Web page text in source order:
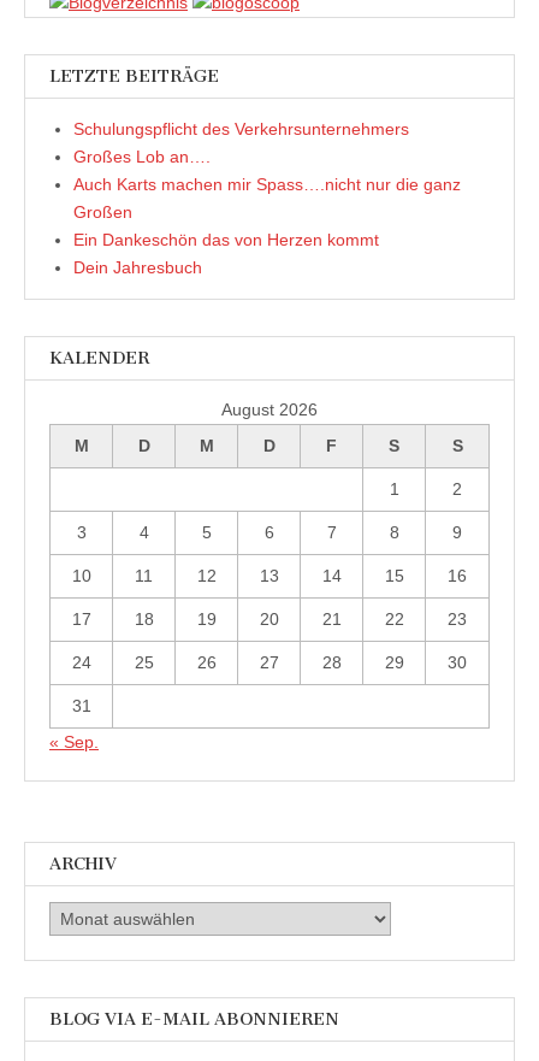
)
LETZTE BEITRÄGE
Schulungspflicht des Verkehrsunternehmers
Großes Lob an….
Auch Karts machen mir Spass….nicht nur die ganz
Großen
Ein Dankeschön das von Herzen kommt
Dein Jahresbuch
KALENDER
August 2026
M
D M D F S S
1 2
3 4 5 6 7 8 9
10 11 12 13 14 15 16
17 18 19 20 21 22 23
24 25 26 27 28 29 30
31
« Sep.
ARCHIV
Archiv
BLOG VIA E-MAIL ABONNIEREN